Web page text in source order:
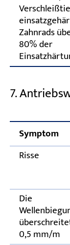
Zahnrads
80% der
7.
Symptom
Risse
Die
0,5 mm/m